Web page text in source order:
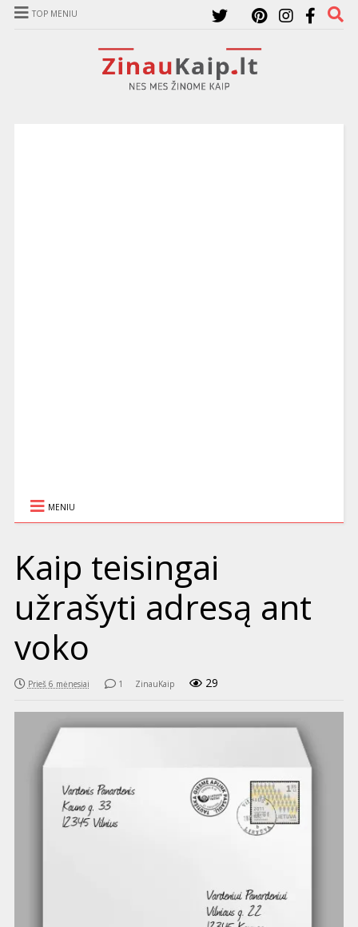
TOP MENIU
MENIU
Kaip teisingai
užrašyti adresą ant
voko
Prieš 6 mėnesiai 1 ZinauKaip 29